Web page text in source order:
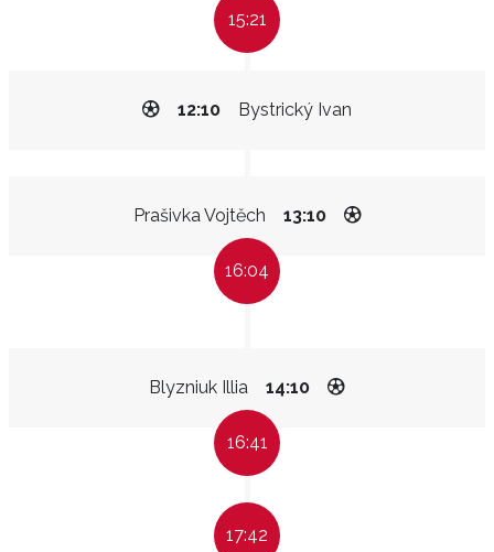
15:21
Bystrický Ivan
12:10
Prašivka Vojtěch 13:10
16:04
Blyzniuk Illia 14:10
16:41
17:42